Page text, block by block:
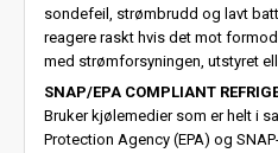
sondefeil, strømbrudd og lavt
reagere raskt hvis det mot
med strømforsyningen, utstyret
SNAP/EPA COMPLIANT
Bruker kjølemedier som er helt i
Protection Agency (EPA) og